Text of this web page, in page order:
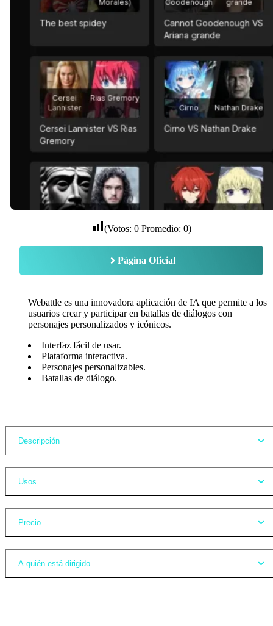
(Votos: 0Promedio: 0)
Página Oficial
Webattle es una innovadora aplicación de IA que permite a los
usuarios crear y participar en batallas de diálogos con
personajes personalizados y icónicos.
Interfaz fácil de usar.
Plataforma interactiva.
Personajes personalizables.
Batallas de diálogo.
Descripción
Usos
Precio
A quién está dirigido